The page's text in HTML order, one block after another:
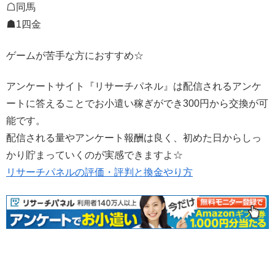
☖同馬
☗1四金
ゲームが苦手な方におすすめ☆
アンケートサイト『リサーチパネル』は配信されるアンケ
ートに答えることでお小遣い稼ぎができ300円から交換が可
能です。
配信される量やアンケート報酬は良く、初めた日からしっ
かり貯まっていくのが実感できますよ☆
リサーチパネルの評価・評判と換金やり方